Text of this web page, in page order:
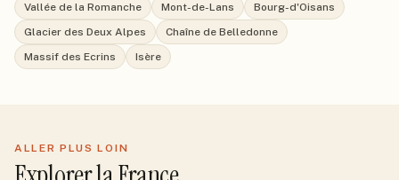
Vallée de la Romanche
Mont-de-Lans
Bourg-d'Oisans
Glacier des Deux Alpes
Chaîne de Belledonne
Massif des Ecrins
Isère
ALLER PLUS LOIN